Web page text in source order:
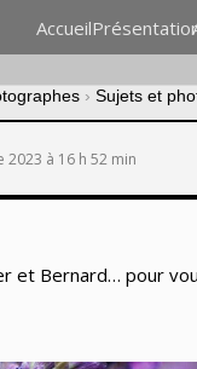
Accueil
› Sujets et
à 16 h 52 min
et Bernard… pour